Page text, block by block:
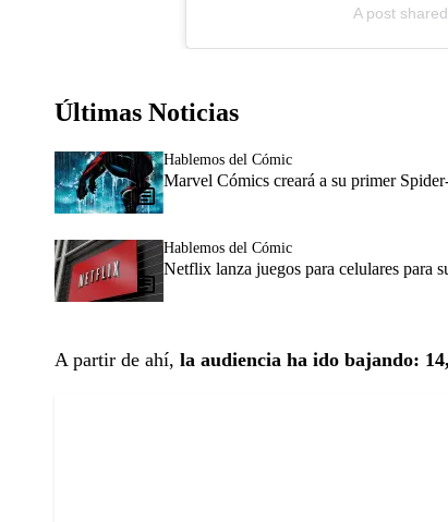
A post
Últimas Noticias
Hablemos del Cómic
Marvel Cómics creará a su primer
Hablemos del Cómic
Netflix lanza juegos para celulares para
A partir de ahí, la audiencia ha ido bajando: